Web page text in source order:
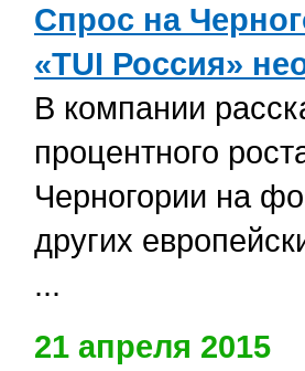
Спрос на
«TUI Россия»
В компании
процентного
Черногории на
других
...
21 апреля 2015